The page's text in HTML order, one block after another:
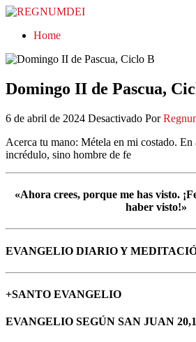
REGNUMDEI
Home
Domingo II de Pascua,
6 de abril de 2024 Desactivado Por
Acerca tu mano: Métela en mi costado. En
incrédulo, sino hombre de fe
«Ahora crees, porque me has visto.
haber visto!»
EVANGELIO DIARIO Y
+SANTO EVANGELIO
EVANGELIO SEGÚN SAN JUAN